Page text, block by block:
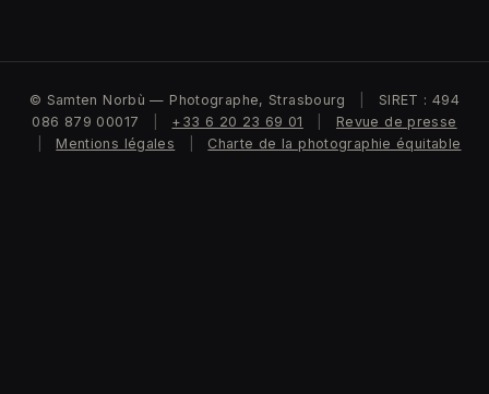
© Samten Norbù — Photographe, Strasbourg
SIRET : 494
086 879 00017
+33 6 20 23 69 01
Revue de presse
Mentions légales Charte de la photographie équitable